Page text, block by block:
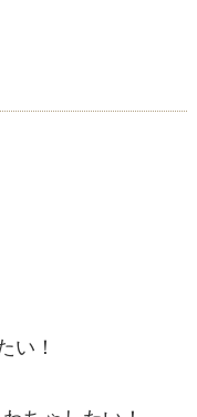
い！